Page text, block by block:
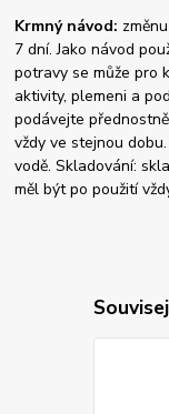
Krmný návod:
7 dní. Jako návod
potravy se může pro
aktivity, plemeni a
podávejte
vždy ve stejnou
vodě. Skladování:
měl být po použití